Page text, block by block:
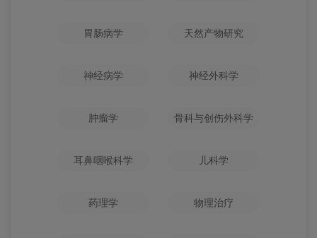
胃肠病学 天然产物研究
神经病学 神经外科学
肿瘤学 骨科与创伤外科学
耳鼻咽喉科学 儿科学
药理学 物理治疗